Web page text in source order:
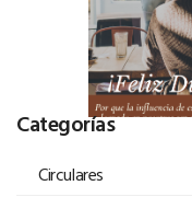
Categorías
Circulares